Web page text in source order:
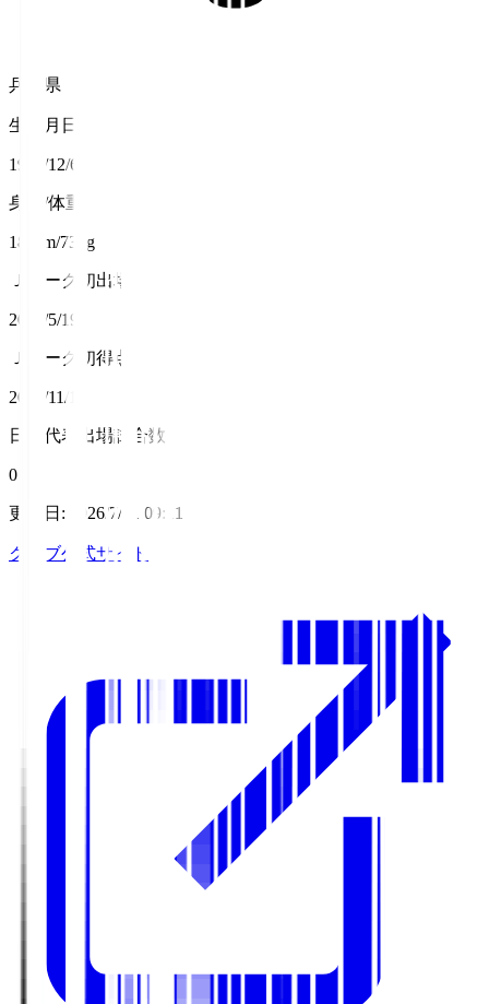
兵庫県
生年月日
1995/12/6
身長/体重
184cm/73kg
Ｊリーグ初出場
2019/5/19
Ｊリーグ初得点
2021/11/14
日本代表出場試合数
0
更新日 : 2026/7/31 09:11
クラブ公式サイト